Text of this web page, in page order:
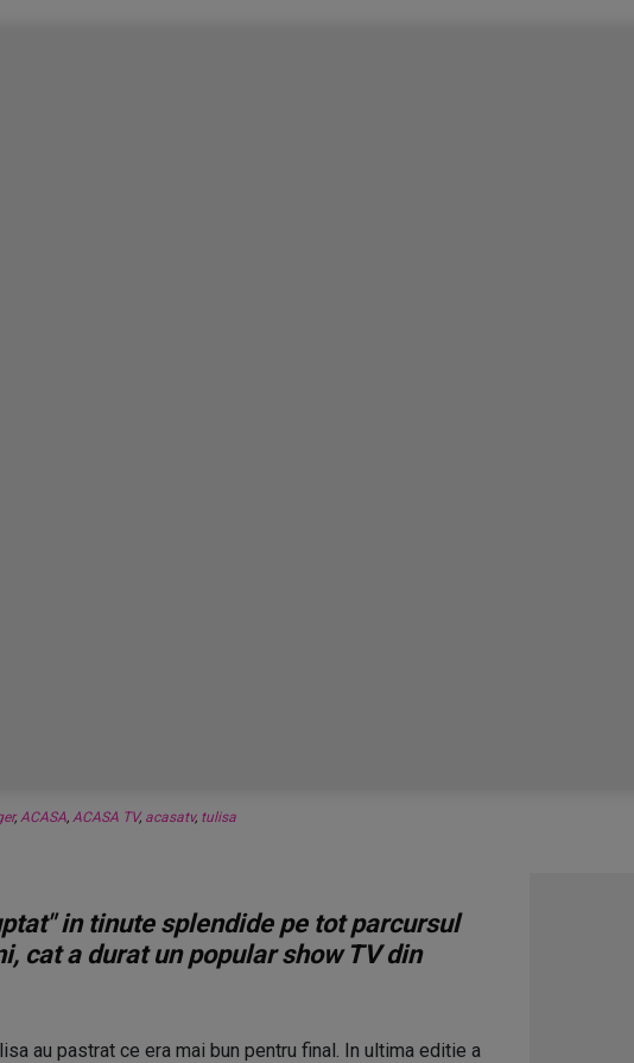
, ACASA, ACASA TV, acasatv, tulisa
in tinute splendide pe tot parcursul
cat a durat un popular show TV din
au pastrat ce era mai bun pentru final. In ultima editie a